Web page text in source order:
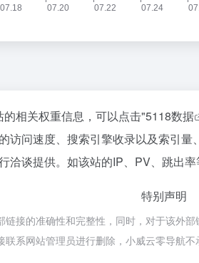
相关权重信息，可以点击"5118数据
访问速度、搜索引擎收录以及索引
谈提供。如该站的IP、PV、跳出率
特别声明
接的准确性和完整性，同时，对于该外
系网站管理员进行删除，小威云零导航不